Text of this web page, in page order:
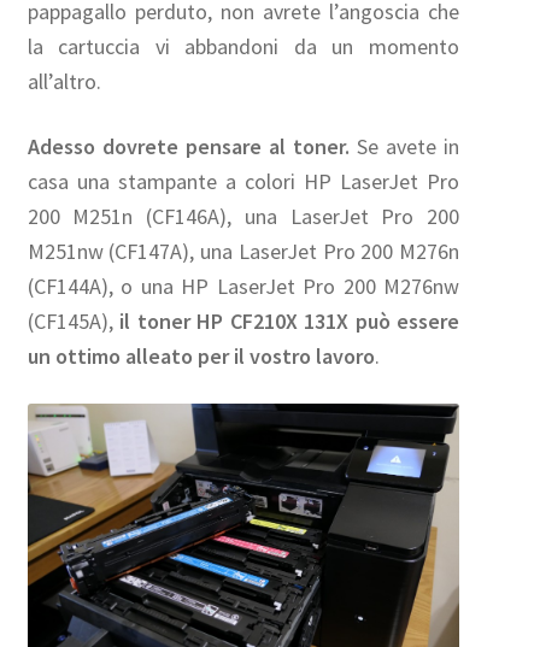
pappagallo perduto, non avrete l’angoscia che
la cartuccia vi abbandoni da un momento
all’altro.
Adesso dovrete pensare al toner. Se avete in
casa una stampante a colori HP LaserJet Pro
200 M251n (CF146A), una LaserJet Pro 200
M251nw (CF147A), una LaserJet Pro 200 M276n
(CF144A), o una HP LaserJet Pro 200 M276nw
(CF145A), il toner HP CF210X 131X può essere
un ottimo alleato per il vostro lavoro.